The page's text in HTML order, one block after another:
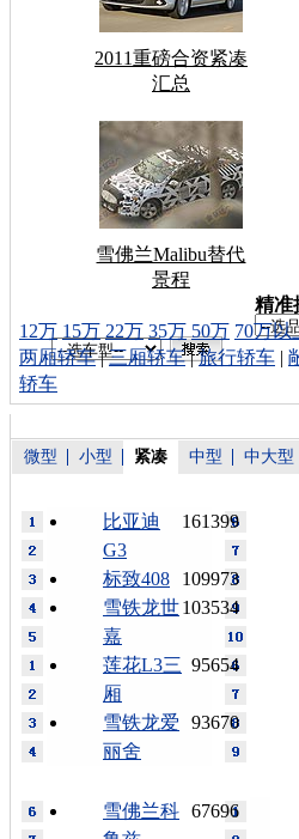
2011重磅合资紧凑
汇总
雪佛兰Malibu替代
景程
车型
精准
12万 15万 22万 35万 50万 70万以
两厢轿车|三厢轿车|旅行轿车 |
轿车
微型 小型 紧凑 中型 中大型
161399
比亚迪
G3
109973
标致408
103534
雪铁龙世
嘉
95654
莲花L3三
厢
93670
雪铁龙爱
丽舍
67696
雪佛兰科